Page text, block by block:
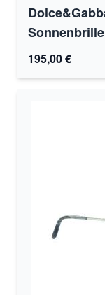
Sonnenbrille
195,00 €